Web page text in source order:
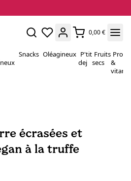
0,00 €
Snacks Oléagineux P'tit
dej
Fruits
secs
&
écrasées et
à la truffe